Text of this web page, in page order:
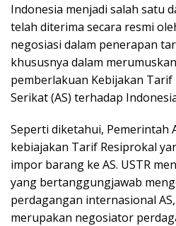
Indonesia menjadi salah satu
telah diterima secara resmi
negosiasi dalam penerapan
khususnya dalam
pemberlakuan Kebijakan Tarif
Serikat (AS) terhadap
Seperti diketahui, Pemerintah
kebiajakan Tarif Resiprokal
impor barang ke AS. USTR
yang bertanggungjawab
perdagangan internasional
merupakan negosiator